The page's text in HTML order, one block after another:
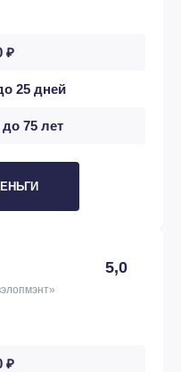
₽
25 дней
до 75 лет
5,0
₽